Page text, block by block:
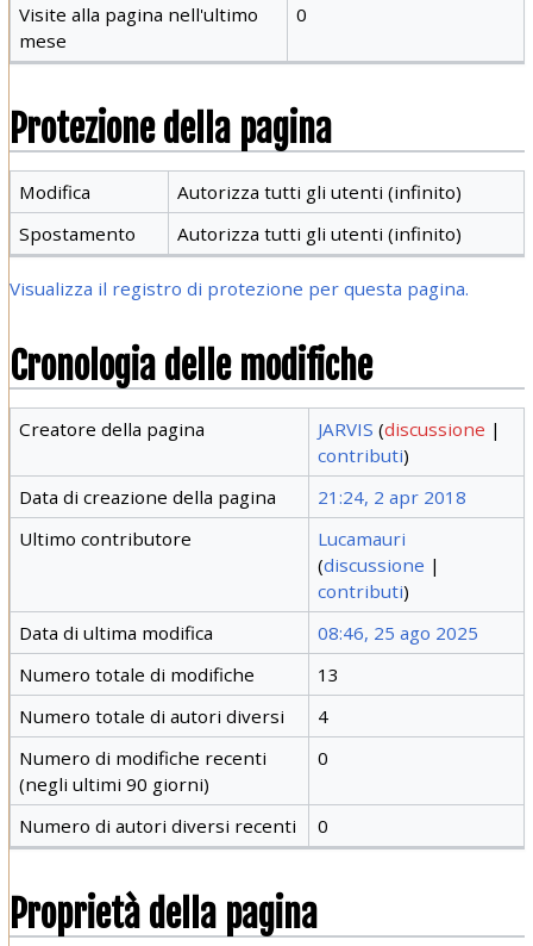
Visite alla pagina nell'ultimo
mese
0
Protezione della pagina
Modifica
Autorizza tutti gli utenti (infinito)
Spostamento
Autorizza tutti gli utenti (infinito)
Visualizza il registro di protezione per questa pagina.
Cronologia delle modifiche
Creatore della pagina JARVIS (discussione |
contributi)
Data di creazione della pagina
21:24, 2 apr 2018
Ultimo contributore
Lucamauri
(discussione |
contributi)
Data di ultima modifica
08:46, 25 ago 2025
Numero totale di modifiche
13
Numero totale di autori diversi
4
Numero di modifiche recenti
(negli ultimi 90 giorni)
0
Numero di autori diversi recenti 0
Proprietà della pagina